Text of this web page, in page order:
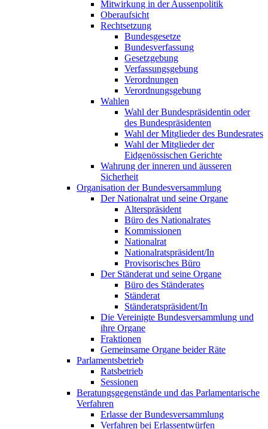
Mitwirkung in der Aussenpolitik
Oberaufsicht
Rechtsetzung
Bundesgesetze
Bundesverfassung
Gesetzgebung
Verfassungsgebung
Verordnungen
Verordnungsgebung
Wahlen
Wahl der Bundespräsidentin oder
des Bundespräsidenten
Wahl der Mitglieder des Bundesrates
Wahl der Mitglieder der
Eidgenössischen Gerichte
Wahrung der inneren und äusseren
Sicherheit
Organisation der Bundesversammlung
Der Nationalrat und seine Organe
Alterspräsident
Büro des Nationalrates
Kommissionen
Nationalrat
Nationalratspräsident/In
Provisorisches Büro
Der Ständerat und seine Organe
Büro des Ständerates
Ständerat
Ständeratspräsident/In
Die Vereinigte Bundesversammlung und
ihre Organe
Fraktionen
Gemeinsame Organe beider Räte
Parlamentsbetrieb
Ratsbetrieb
Sessionen
Beratungsgegenstände und das Parlamentarische
Verfahren
Erlasse der Bundesversammlung
Verfahren bei Erlassentwürfen